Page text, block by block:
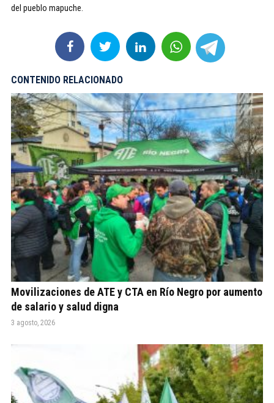
del pueblo mapuche.
CONTENIDO RELACIONADO
Movilizaciones de ATE y CTA en Río Negro por aumento
de salario y salud digna
3 agosto, 2026